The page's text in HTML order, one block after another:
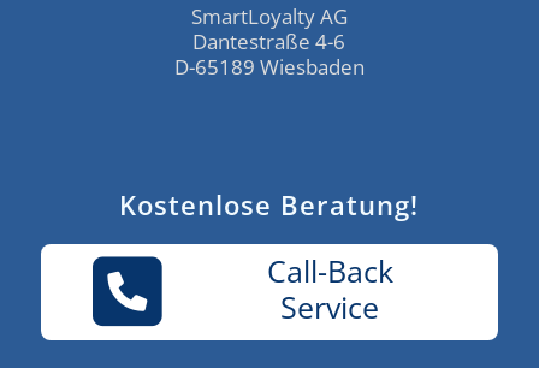
SmartLoyalty AG
Dantestraße 4-6
D-65189 Wiesbaden
Kostenlose Beratung!
Call-Back
Service